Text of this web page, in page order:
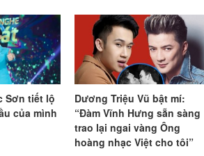
Sơn tiết lộ
của mình
Dương Triệu Vũ bật mí:
“Đàm Vĩnh Hưng sẵn sàng
trao lại ngai vàng Ông
hoàng nhạc Việt cho tôi”